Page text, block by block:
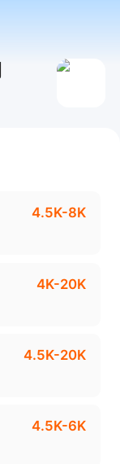
4.5K-8K
4K-20K
4.5K-20K
4.5K-6K